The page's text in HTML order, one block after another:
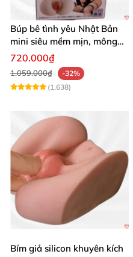
Búp bê tình yêu Nhật Bản
mini siêu mềm mịn, mông
tròn quyến rũ
720.000₫
1.059.000₫
-32%
(1,638)
Bím giả silicon khuyên kích